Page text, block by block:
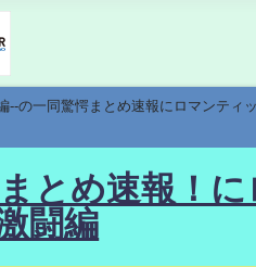
の一同驚愕まとめ速報にロマンティ
とめ速報！に
闘編